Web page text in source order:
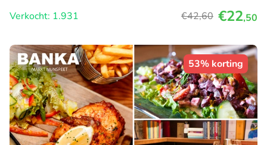
Verkocht: 1.931
€42,60 €22,50
53% korting